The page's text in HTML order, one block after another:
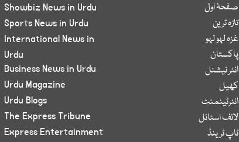
صفحۂ اول
تازہ ترین
غزہ لہو لہو
پاکستان
انٹر نیشنل
کھیل
انٹرٹینمنٹ
لائف اسٹائل
ٹاپ ٹرینڈ
Showbiz News in Urdu
Sports News in Urdu
International News in
Urdu
Business News in Urdu
Urdu Magazine
Urdu Blogs
The Express Tribune
Express Entertainment